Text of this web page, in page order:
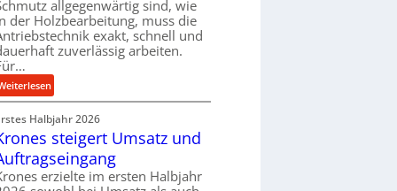
i
m
D
r
ü
c
p
r
o
z
w
i
n
e
t
r
e
b
u
allgegenwärtig sind, wie
der Holzbearbeitung, muss die
exakt, schnell und
zuverlässig arbeiten.
:
P
r
ä
i
s
Halbjahr 2026
steigert Umsatz und
erzielte im ersten Halbjahr